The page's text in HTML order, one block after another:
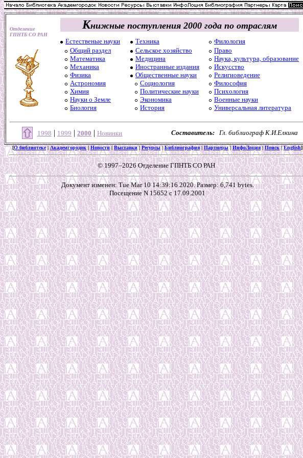
Отделение
ГПНТБ СО РАН
Книжные поступления 2000 года по отраслям
Естественые науки Техника
Филология
Общий раздел
Сельское хозяйство
Право
Математика
Медицина
Наука, культура, образование
Механика
Иностранные издания
Искусство
Физика
Общественные науки
Религиоведение
Астрономия
Социология
Философия
Химия
Политические науки
Психология
Науки о Земле
Экономика
Военные науки
Биология
История Универсальная литература
1998 | 1999 | 2000 | Новинки Составитель: Гл. библиограф К.И.Елкина
[О библиотеке|Академгородок|Новости|Выставки|Ресурсы|Библиография|Партнеры|ИнфоЛоция|Поиск|English]
© 1997–2026 Отделение ГПНТБ СО РАН
Документ изменен: Tue Mar 10 14:39:16 2020. Размер: 6,741 bytes.
Посещение N 15652 с 17.09.2001